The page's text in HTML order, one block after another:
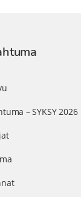
– SYKSY 2026